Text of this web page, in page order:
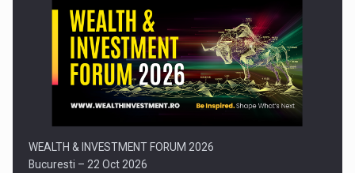
Comunicat de presa: Joburile part-time reincep sa intre pe…
WEALTH & INVESTMENT FORUM 2026
Bucuresti – 22 Oct 2026